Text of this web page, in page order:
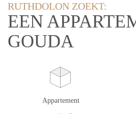
RUTHDOLON ZOEKT:
EEN
GOUDA
Appartement